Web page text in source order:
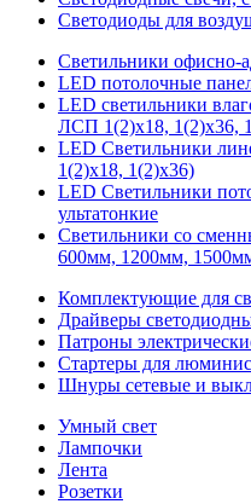
Светодиоды для
Светильники офисно-
LED потолочные
LED светильники
ЛСП 1(2)х18, 1(2)х36,
LED Светильники
1(2)х18, 1(2)х36)
LED Светильники
ультатонкие
Светильники со
600мм, 1200мм,
Комплектующие для
Драйверы
Патроны
Стартеры для
Шнуры сетевые и
Умный свет
Лампочки
Лента
Розетки